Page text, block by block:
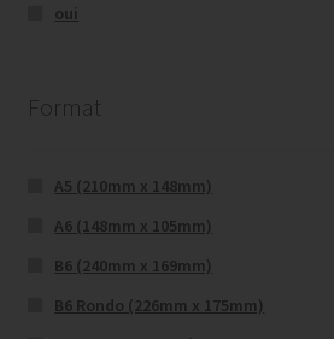
oui
Format
A5 (210mm x 148mm)
A6 (148mm x 105mm)
B6 (240mm x 169mm)
B6 Rondo (226mm x 175mm)